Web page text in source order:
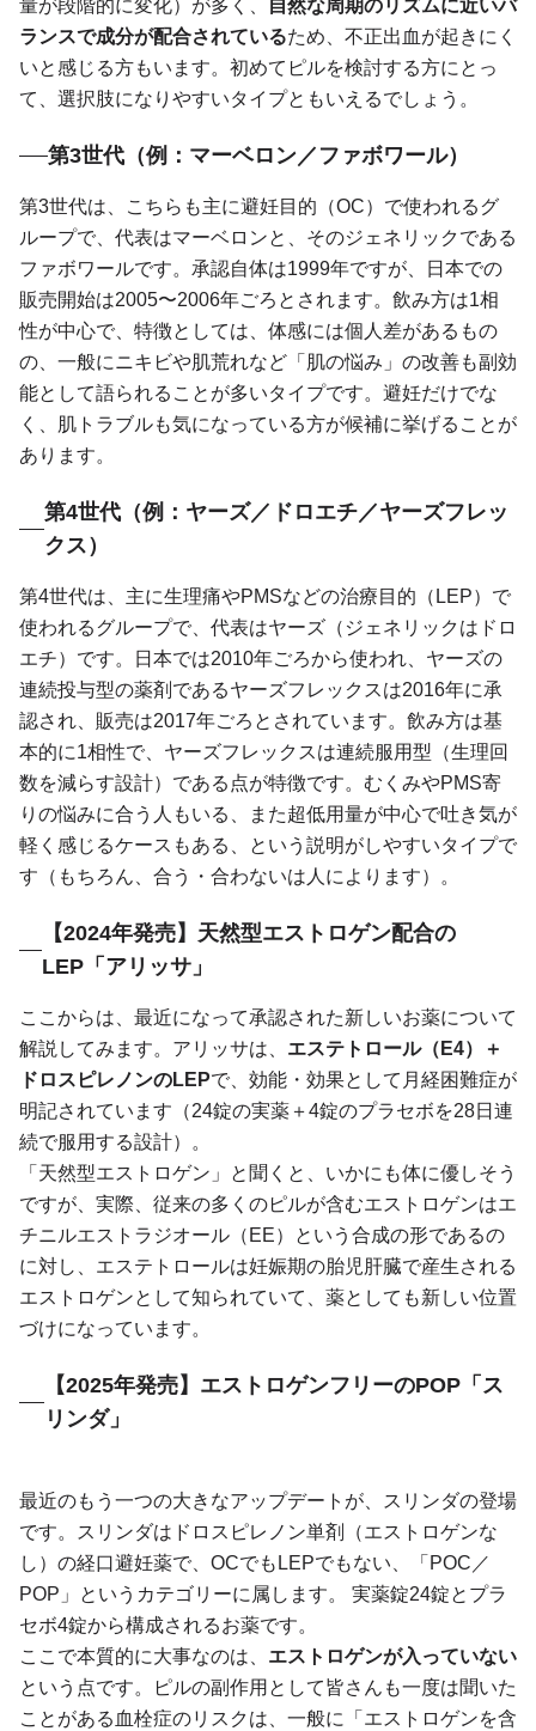
量が段階的に変化）が多く、
自然な周期のリズムに近いバ
ランスで成分が配合されているため、不正出血が起きにく
いと感じる方もいます。初めてピルを検討する方にとっ
て、選択肢になりやすいタイプともいえるでしょう。
第3世代（例：マーベロン／ファボワール）
第3世代は、こちらも主に避妊目的（OC）で使われるグ
ループで、代表はマーベロンと、そのジェネリックである
ファボワールです。承認自体は1999年ですが、日本での
販売開始は2005〜2006年ごろとされます。飲み方は1相
性が中心で、特徴としては、体感には個人差があるもの
の、一般にニキビや肌荒れなど「肌の悩み」の改善も副効
能として語られることが多いタイプです。避妊だけでな
く、肌トラブルも気になっている方が候補に挙げることが
あります。
第4世代（例：ヤーズ／ドロエチ／ヤーズフレッ
クス）
第4世代は、主に生理痛やPMSなどの治療目的（LEP）で
使われるグループで、代表はヤーズ（ジェネリックはドロ
エチ）です。日本では2010年ごろから使われ、ヤーズの
連続投与型の薬剤であるヤーズフレックスは2016年に承
認され、販売は2017年ごろとされています。飲み方は基
本的に1相性で、ヤーズフレックスは連続服用型（生理回
数を減らす設計）である点が特徴です。むくみやPMS寄
りの悩みに合う人もいる、また超低用量が中心で吐き気が
軽く感じるケースもある、という説明がしやすいタイプで
す（もちろん、合う・合わないは人によります）。
【2024年発売】天然型エストロゲン配合の
LEP「アリッサ」
ここからは、最近になって承認された新しいお薬について
解説してみます。アリッサは、 エステトロール（E4）＋
ドロスピレノンのLEPで、効能・効果として月経困難症が
明記されています（24錠の実薬＋4錠のプラセボを28日連
続で服用する設計）。
「天然型エストロゲン」と聞くと、いかにも体に優しそう
ですが、実際、従来の多くのピルが含むエストロゲンはエ
チニルエストラジオール（EE）という合成の形であるの
に対し、エステトロールは妊娠期の胎児肝臓で産生される
エストロゲンとして知られていて、薬としても新しい位置
づけになっています。
【2025年発売】エストロゲンフリーのPOP「ス
リンダ」
最近のもう一つの大きなアップデートが、スリンダの登場
です。スリンダはドロスピレノン単剤（エストロゲンな
し）の経口避妊薬で、OCでもLEPでもない、「POC／
POP」というカテゴリーに属します。 実薬錠24錠とプラ
セボ4錠から構成されるお薬です。
ここで本質的に大事なのは、 エストロゲンが入っていない
という点です。ピルの副作用として皆さんも一度は聞いた
ことがある血栓症のリスクは、一般に「エストロゲンを含